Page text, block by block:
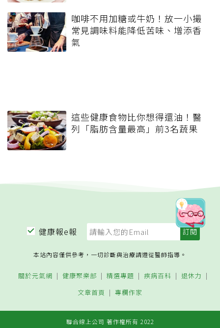
咖啡不用加糖或牛奶！放一小撮
常見調味料能降低苦味、增添香
氣
這些健康食物比你想得還油！醫
列「脂肪含量最高」前3名蔬果
健康報e報
本站內容僅供參考，一切診斷與治療請遵從醫師指導。
關於元氣網 健康聚樂部 精選專題 疾病百科
退休力
文章首頁
專欄作家
聯合線上公司 著作權所有 2022